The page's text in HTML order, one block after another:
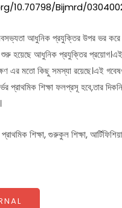
10.70798/Bijmrd/
আধুনিক প্রযুক্তির উপর ভর করে
শুরু হয়েছে আধুনিক প্রযুক্তির প্রয়োগ।এই
এর মতো কিছু সমস্যা রয়েছে।এই
প্রাথমিক শিক্ষা ফলপ্রসূ হবে,তার
প্রাথমিক শিক্ষা, গুরুকুল শিক্ষা,